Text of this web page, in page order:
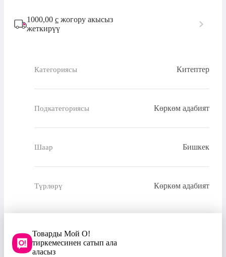
1000,00 с жогору акысыз
жеткирүү
Категориясы Китептер
Подкатегориясы Көркөм адабият
Шаар Бишкек
Түрлөрү Көркөм адабият
Товарды Мой О!
тиркемесинен сатып ала
аласыз